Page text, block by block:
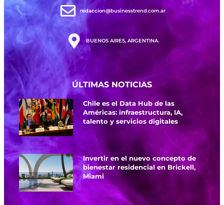
redaccion@businesstrend.com.ar
BUENOS AIRES, ARGENTINA.
ÚLTIMAS NOTICIAS
Chile es el Data Hub de las
Américas: infraestructura, IA,
talento y servicios digitales
Invertir en el nuevo concepto de
bienestar residencial en Brickell,
Miami